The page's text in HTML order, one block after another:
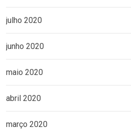
julho 2020
junho 2020
maio 2020
abril 2020
março 2020